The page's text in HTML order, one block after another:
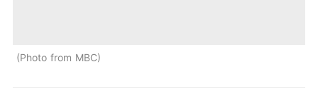
Photo from MBC